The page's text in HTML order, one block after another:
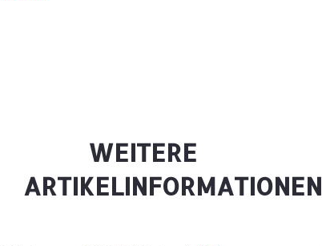
WEITERE
ARTIKELINFORMATIONEN